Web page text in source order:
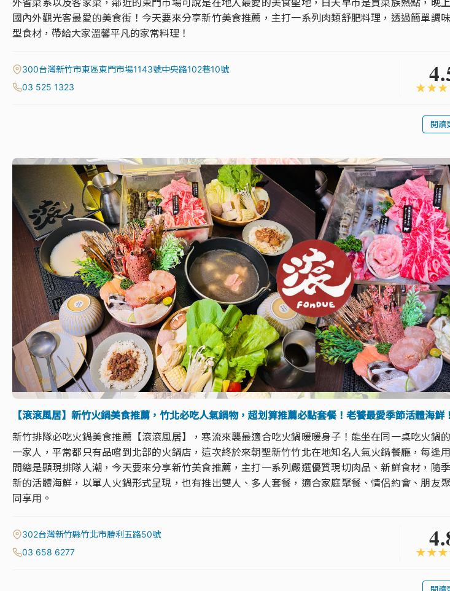
外省菜系以及客家菜，鄰近的東門市場可說是在地人最愛的美食聖地，白天早市是買菜族熱點，晚
國內外觀光客最愛的美食街！今天要來分享新竹美食推薦，主打一系列肉類舒肥料理，透過簡單調
型食材，帶給大家溫馨平凡的家常料理！
300台灣新竹市東區東門市場1143號中央路102巷10號
03 525 1323
★★★
閱讀
【滾滾風居】新竹火鍋美食推薦，竹北必吃人氣鍋物，超划算推薦必點套餐！老饕最愛季節活體海鮮！
新竹排隊必吃火鍋美食推薦【滾滾風居】，寒流來襲最適合吃火鍋暖暖身子！能坐在同一桌吃火鍋
一家人，平常都只有品嚐到北部的火鍋店，這次終於來朝聖新竹竹北在地知名人氣火鍋餐廳，每逢
間總是顯現排隊人潮，今天要來分享新竹美食推薦，主打一系列嚴選優質現切肉品、新鮮食材，隨
新的活體海鮮，以單人火鍋形式呈現，也有推出雙人、多人套餐，適合家庭聚餐、情侶約會、朋友
同享用。
302台灣新竹縣竹北市勝利五路50號
03 658 6277
★★★
閱讀